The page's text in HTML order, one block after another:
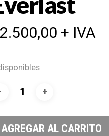
2.500,00 + IVA
AGREGAR AL CARRITO